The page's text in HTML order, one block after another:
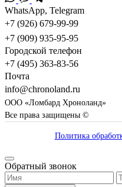
WhatsApp, Telegram
+7 (926) 679-99-99
+7 (909) 935-95-95
Городской телефон
+7 (495) 363-83-56
Почта
info@chronoland.ru
ООО «Ломбард Хроноланд»
Все права защищены ©
Политика
Обратный звонок